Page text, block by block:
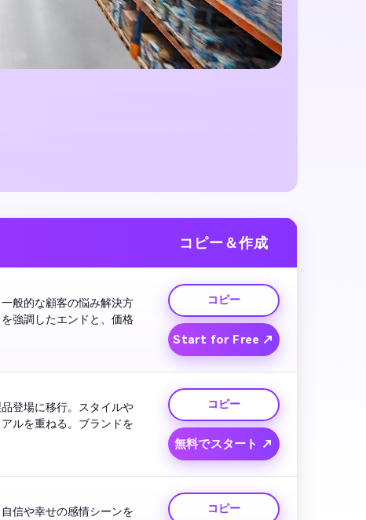
コピー＆作成
般的な顧客の悩み解決方
強調したエンドと、価格
コピー
Start for Free ↗
登場に移行。スタイルや
ルを重ねる。ブランドを
コピー
無料でスタート ↗
信や幸せの感情シーンを
コピー